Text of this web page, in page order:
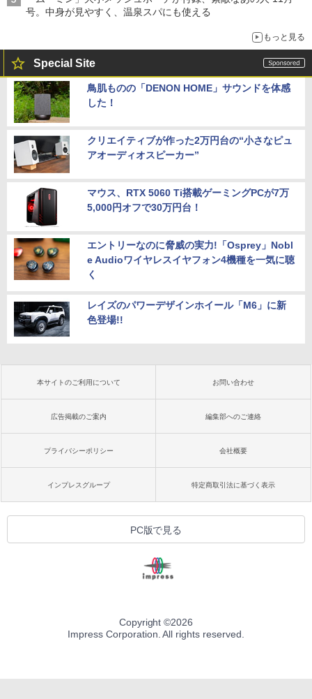
号。中身が見やすく、温泉スパにも使える
もっと見る
Special Site
鳥肌ものの「DENON HOME」サウンドを体感
した！
クリエイティブが作った2万円台の“小さなピュ
アオーディオスピーカー”
マウス、RTX 5060 Ti搭載ゲーミングPCが7万
5,000円オフで30万円台！
エントリーなのに脅威の実力!「Osprey」Nobl
e Audioワイヤレスイヤフォン4機種を一気に聴
く
レイズのパワーデザインホイール「M6」に新
色登場!!
本サイトのご利用について お問い合わせ
広告掲載のご案内 編集部へのご連絡
プライバシーポリシー 会社概要
インプレスグループ 特定商取引法に基づく表示
PC版で見る
Copyright ©2026
Impress Corporation. All rights reserved.